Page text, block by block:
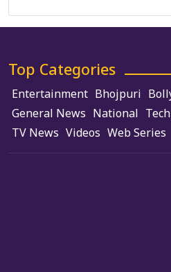
Top Categories
Entertainment Bhojpuri
General News National
TV News Videos Web Series